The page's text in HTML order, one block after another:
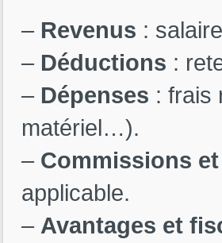
– Revenus :
– Déductions :
– Dépenses : frais
matériel…).
– Commissions
applicable.
– Avantages et